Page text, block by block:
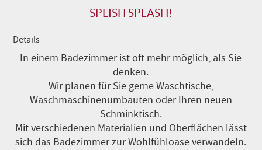
SPLISH SPLASH!
Details
In einem Badezimmer ist oft mehr möglich, als Sie
denken.
Wir planen für Sie gerne Waschtische,
Waschmaschinenumbauten oder Ihren neuen
Schminktisch.
Mit verschiedenen Materialien und Oberflächen lässt
sich das Badezimmer zur Wohlfühloase verwandeln.